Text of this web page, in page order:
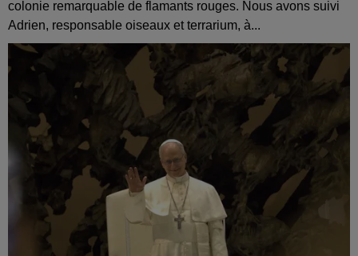
colonie remarquable de flamants rouges. Nous avons suivi
Adrien, responsable oiseaux et terrarium, à...